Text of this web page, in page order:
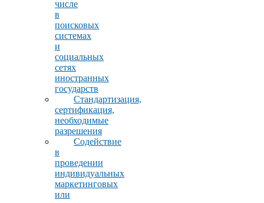
числе
в
поисковых
системах
и
социальных
сетях
иностранных
государств
Стандартизация,
сертификация,
необходимые
разрешения
Содействие
в
проведении
индивидуальных
маркетинговых
или